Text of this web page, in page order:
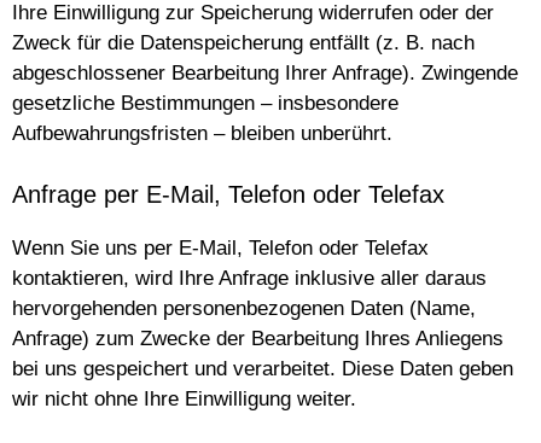
Ihre Einwilligung zur Speicherung widerrufen oder der
Zweck für die Datenspeicherung entfällt (z. B. nach
abgeschlossener Bearbeitung Ihrer Anfrage). Zwingende
gesetzliche Bestimmungen – insbesondere
Aufbewahrungsfristen – bleiben unberührt.
Anfrage per E-Mail, Telefon oder Telefax
Wenn Sie uns per E-Mail, Telefon oder Telefax
kontaktieren, wird Ihre Anfrage inklusive aller daraus
hervorgehenden personenbezogenen Daten (Name,
Anfrage) zum Zwecke der Bearbeitung Ihres Anliegens
bei uns gespeichert und verarbeitet. Diese Daten geben
wir nicht ohne Ihre Einwilligung weiter.